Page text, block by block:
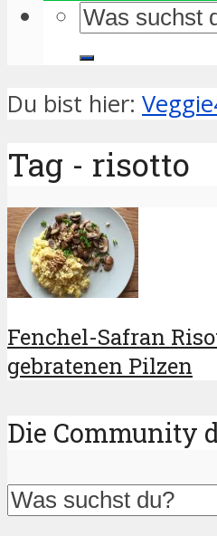
Du bist hier:
Tag - risotto
Fenchel-Safran
gebratenen Pilzen
Die Community